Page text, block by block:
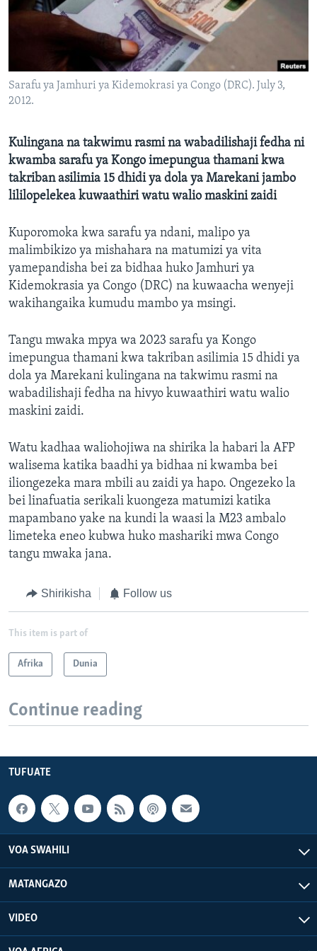
Sarafu ya Jamhuri ya Kidemokrasi ya Congo (DRC). July 3,
2012.
Kulingana na takwimu rasmi na wabadilishaji fedha ni
kwamba sarafu ya Kongo imepungua thamani kwa
takriban asilimia 15 dhidi ya dola ya Marekani jambo
lililopelekea kuwaathiri watu walio maskini zaidi
Kuporomoka kwa sarafu ya ndani, malipo ya
malimbikizo ya mishahara na matumizi ya vita
yamepandisha bei za bidhaa huko Jamhuri ya
Kidemokrasia ya Congo (DRC) na kuwaacha wenyeji
wakihangaika kumudu mambo ya msingi.
Tangu mwaka mpya wa 2023 sarafu ya Kongo
imepungua thamani kwa takriban asilimia 15 dhidi ya
dola ya Marekani kulingana na takwimu rasmi na
wabadilishaji fedha na hivyo kuwaathiri watu walio
maskini zaidi.
Watu kadhaa waliohojiwa na shirika la habari la AFP
walisema katika baadhi ya bidhaa ni kwamba bei
iliongezeka mara mbili au zaidi ya hapo. Ongezeko la
bei linafuatia serikali kuongeza matumizi katika
mapambano yake na kundi la waasi la M23 ambalo
limeteka eneo kubwa huko mashariki mwa Congo
tangu mwaka jana.
Shirikisha Follow us
This item is part of
Afrika Dunia
Continue reading
TUFUATE
VOA SWAHILI
MATANGAZO
VIDEO